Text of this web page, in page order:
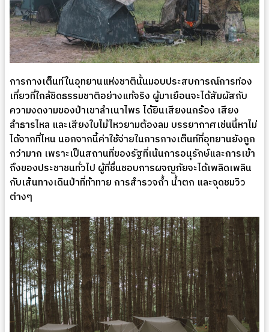
การกางเต็นท์ในอุทยานแห่งชาตินั้นมอบประสบการณ์การท่อง
เที่ยวที่ใกล้ชิดธรรมชาติอย่างแท้จริง ผู้มาเยือนจะได้สัมผัสกับ
ความงดงามของป่าเขาลำเนาไพร ได้ยินเสียงนกร้อง เสียง
ลำธารไหล และเสียงใบไม้ไหวยามต้องลม บรรยากาศเช่นนี้หาไม่
ได้จากที่ไหน นอกจากนี้ค่าใช้จ่ายในการกางเต็นท์ที่อุทยานยังถูก
กว่ามาก เพราะเป็นสถานที่ของรัฐที่เน้นการอนุรักษ์และการเข้า
ถึงของประชาชนทั่วไป ผู้ที่ชื่นชอบการผจญภัยจะได้เพลิดเพลิน
กับเส้นทางเดินป่าที่ท้าทาย การสำรวจถ้ำ น้ำตก และจุดชมวิว
ต่างๆ